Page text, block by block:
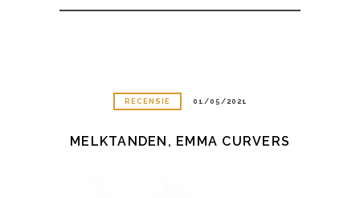
RECENSIE 01/05/2021
MELKTANDEN, EMMA CURVERS